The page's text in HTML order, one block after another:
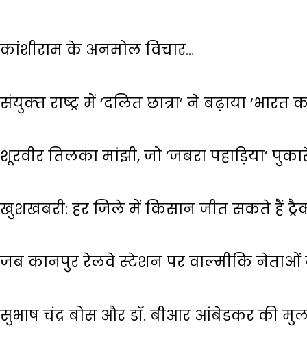
कांशीराम के अनमोल विचार…
संयुक्‍त राष्‍ट्र में ‘दलित छात्रा’ ने बढ़ाया ‘भारत
शूरवीर तिलका मांझी, जो ‘जबरा पहाड़िया’
खुशखबरी: हर जिले में किसान जीत सकते हैं
जब कानपुर रेलवे स्‍टेशन पर वाल्‍मीकि नेताओं ने
सुभाष चंद्र बोस और डॉ. बीआर आंबेडकर की